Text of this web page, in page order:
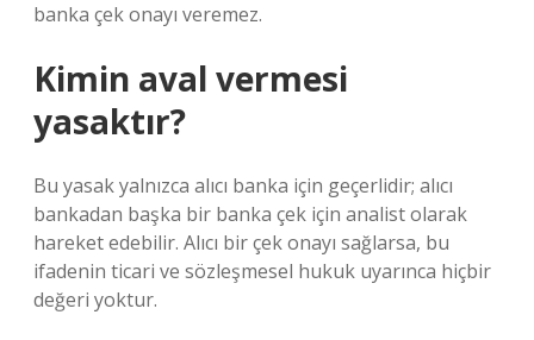
banka çek onayı veremez.
Kimin aval vermesi
yasaktır?
Bu yasak yalnızca alıcı banka için geçerlidir; alıcı
bankadan başka bir banka çek için analist olarak
hareket edebilir. Alıcı bir çek onayı sağlarsa, bu
ifadenin ticari ve sözleşmesel hukuk uyarınca hiçbir
değeri yoktur.